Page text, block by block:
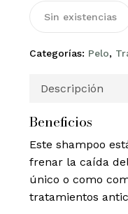
Sin existencias
Categorías: Pelo,
Descripción
Beneficios
Este shampoo
frenar la caída
único o como
tratamientos